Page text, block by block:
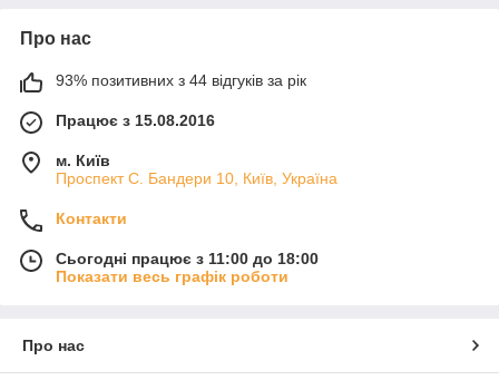
Про нас
93% позитивних з 44 відгуків за рік
Працює з 15.08.2016
м. Київ
Проспект С. Бандери 10, Київ, Україна
Контакти
Сьогодні працює з 11:00 до 18:00
Показати весь графік роботи
Про нас